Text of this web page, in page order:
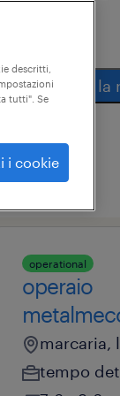
salva
operational
operaio
marcaria,
tempo
descritti,
tutti". Se
i cookie